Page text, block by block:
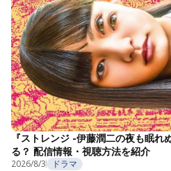
『ストレンジ -伊藤潤二の夜も眠
る？ 配信情報・視聴方法を紹介
2026/8/3 ドラマ